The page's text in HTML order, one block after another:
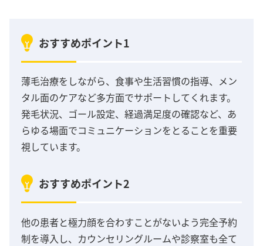
おすすめポイント1
薄毛治療をしながら、食事や生活習慣の指導、メン
タル面のケアなど多方面でサポートしてくれます。
発毛状況、ゴール設定、経過満足度の確認など、あ
らゆる場面でコミュニケーションをとることを重要
視しています。
おすすめポイント2
他の患者と極力顔を合わすことがないよう完全予約
制を導入し、カウンセリングルームや診察室も全て